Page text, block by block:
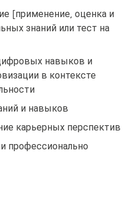
[применение, оценка и
знаний или тест на
навыков и
в контексте
и навыков
карьерных перспектив
профессионально